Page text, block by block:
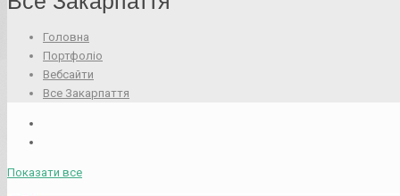
Головна
Портфоліо
Вебсайти
Все Закарпаття
Показати все